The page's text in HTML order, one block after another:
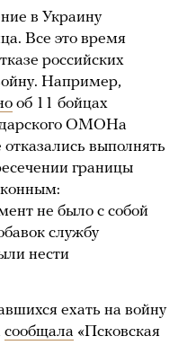
в Украину
Все это время
российских
Например,
об 11 бойцах
ОМОНа
выполнять
границы
не было с собой
службу
нести
ехать на войну
сообщала «Псковская